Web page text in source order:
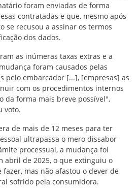
foram enviadas de forma
contratadas e que, mesmo após
se recusou a assinar os termos
dos dados.
as inúmeras taxas extras e a
foram causados pelas
pelo embarcador [...], [empresas] as
com os procedimentos internos
da forma mais breve possível",
voto.
de mais de 12 meses para ter
ultrapassa o mero dissabor
processual, a mudança foi
abril de 2025, o que extinguiu o
mas não afastou o dever de
sofrido pela consumidora.